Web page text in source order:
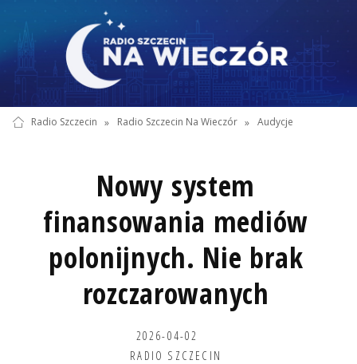
Radio Szczecin » Radio Szczecin Na Wieczór » Audycje
Nowy system
finansowania mediów
polonijnych. Nie brak
rozczarowanych
2026-04-02
RADIO SZCZECIN